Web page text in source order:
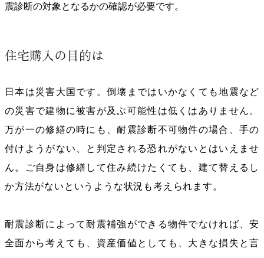
震診断の対象となるかの確認が必要です。
住宅購入の目的は
日本は災害大国です。倒壊まではいかなくても地震など
の災害で建物に被害が及ぶ可能性は低くはありません。
万が一の修繕の時にも、耐震診断不可物件の場合、手の
付けようがない、と判定される恐れがないとはいえませ
ん。ご自身は修繕して住み続けたくても、建て替えるし
か方法がないというような状況も考えられます。
耐震診断によって耐震補強ができる物件でなければ、安
全面から考えても、資産価値としても、大きな損失と言